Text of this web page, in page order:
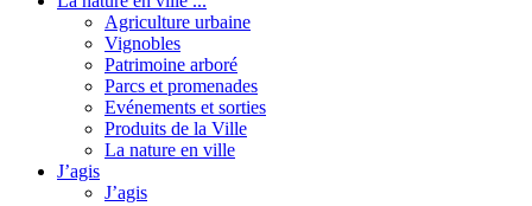
Agriculture urbaine
Vignobles
Patrimoine arboré
Parcs et promenades
Evénements et sorties
Produits de la Ville
La nature en ville
J’agis
J’agis